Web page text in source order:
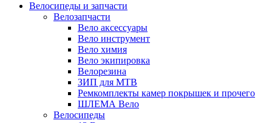
Велосипеды и запчасти
Велозапчасти
Вело аксессуары
Вело инструмент
Вело химия
Вело экипировка
Велорезина
ЗИП для MTB
Ремкомплекты камер покрышек и прочего
ШЛЕМА Вело
Велосипеды